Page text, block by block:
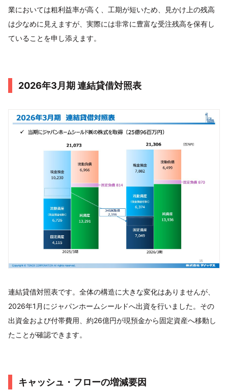
業においては粗利益率が高く、工期が短いため、見かけ上の残高
は少なめに見えますが、実際には非常に豊富な受注残高を保有し
ていることを申し添えます。
2026年3月期 連結貸借対照表
連結貸借対照表です。全体の構造に大きな変化はありませんが、
2026年1月にジャパンホームシールドへ出資を行いました。その
出資金および付帯費用、約26億円が現預金から固定資産へ移動し
たことが確認できます。
キャッシュ・フローの増減要因